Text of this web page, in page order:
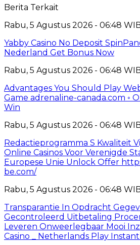
Berita Terkait
Rabu, 5 Agustus 2026 - 06:48
Yabby Casino No Deposit
Nederland Get Bonus Now
Rabu, 5 Agustus 2026 - 06:48
Advantages You Should Play
Game adrenaline-canada.com ◦
Win
Rabu, 5 Agustus 2026 - 06:48
Redactieprogramma S Kwaliteit
Online Casinos Voor Verenigde
Europese Unie Unlock Offer
be.com/
Rabu, 5 Agustus 2026 - 06:48
Transparantie In Opdracht
Gecontroleerd Uitbetaling
Leveren Onweerlegbaar Mooi
Casino _ Netherlands Play